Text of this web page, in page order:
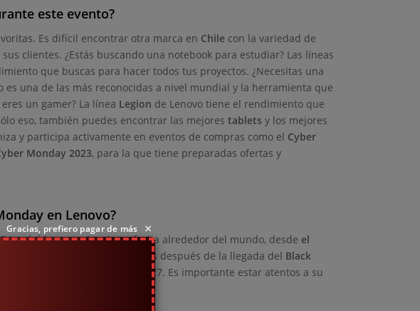
este evento?
Es difícil encontrar otra marca en Chile con la variedad de
clientes. ¿Estás buscando una notebook para estudiar? Las líneas
que buscas para hacer todos tus proyectos. ¿Necesitas una
es una de las más reconocidas a nivel mundial y la herramienta que
un gamer? La línea Legion de Lenovo tiene el rendimiento que
eso, también puedes encontrar las mejores tablets y los mejores
y participa activamente en eventos de compras como el Cyber
Monday 2023, para la que tiene preparadas ofertas y
en Lenovo?
tendrá lugar en la misma fecha alrededor del mundo, desde el
que no publican ofertas después de la llegada del Black
descuentos durante el lunes 27. Es importante estar atentos a su
Gracias, prefiero pagar de más ×